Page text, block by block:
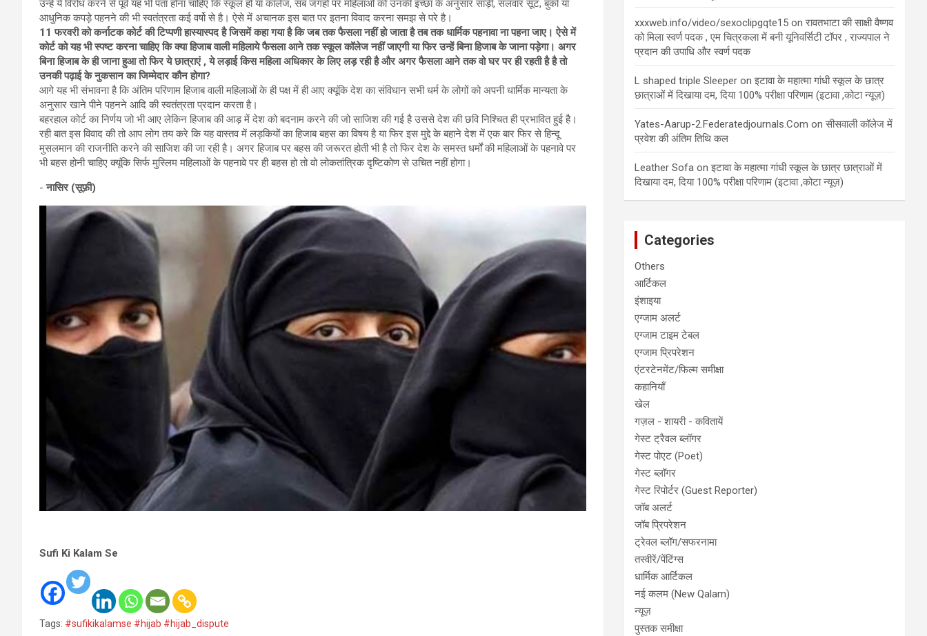
उन्हें ये विरोध करने से पूर्व यह भी पता होना चाहिए कि स्कूल हो या कॉलेज, सब जगहों पर महिलाओ को उनकी इच्छा के अनुसार साड़ी, सलवार सूट, बुर्का या
आधुनिक कपड़े पहनने की भी स्वतंत्रता कई वर्षो से है। ऐसे में अचानक इस बात पर इतना विवाद करना समझ से परे है।
11 फरवरी को कर्नाटक कोर्ट की टिप्पणी हास्यास्पद है जिसमें कहा गया है कि जब तक फैसला नहीं हो जाता है तब तक धार्मिक पहनावा ना पहना जाए। ऐसे में
कोर्ट को यह भी स्पष्ट करना चाहिए कि क्या हिजाब वाली महिलाये फैसला आने तक स्कूल कॉलेज नहीं जाएगी या फिर उन्हें बिना हिजाब के जाना पड़ेगा। अगर
बिना हिजाब के ही जाना हुआ तो फिर ये छात्राएं , ये लड़ाई किस महिला अधिकार के लिए लड़ रही है और अगर फैसला आने तक वो घर पर ही रहती है है तो
उनकी पढ़ाई के नुकसान का जिम्मेदार कौन होगा?
आगे यह भी संभावना है कि अंतिम परिणाम हिजाब वाली महिलाओं के ही पक्ष में ही आए क्यूंकि देश का संविधान सभी धर्म के लोगों को अपनी धार्मिक मान्यता के
अनुसार खाने पीने पहनने आदि की स्वतंत्रता प्रदान करता है।
बहरहाल कोर्ट का निर्णय जो भी आए लेकिन हिजाब की आड़ में देश को बदनाम करने की जो साजिश की गई है उससे देश की छवि निश्चित ही प्रभावित हुई है।
रही बात इस विवाद की तो आप लोग तय करे कि यह वास्तव में लड़कियों का हिजाब बहस का विषय है या फिर इस मुद्दे के बहाने देश में एक बार फिर से हिन्दू
मुसलमान की राजनीति करने की साजिश की जा रही है। अगर हिजाब पर बहस की जरूरत होती भी है तो फिर देश के समस्त धर्मों की महिलाओं के पहनावे पर
भी बहस होनी चाहिए क्यूंकि सिर्फ मुस्लिम महिलाओं के पहनावे पर ही बहस हो तो वो लोकतांत्रिक दृष्टिकोण से उचित नहीं होगा।
-नासिर (सूफ़ी)
Sufi Ki Kalam Se
Tags: #sufikikalamse #hijab #hijab_dispute
xxxweb.info/video/sexoclipgqte15 onरावतभाटा की साक्षी वैष्णव
को मिला स्वर्ण पदक , एम चित्रकला में बनी यूनिवर्सिटी टॉपर , राज्यपाल ने
प्रदान की उपाधि और स्वर्ण पदक
L shaped triple Sleeper onइटावा के महात्मा गांधी स्कूल के छात्र
छात्राओं में दिखाया दम, दिया 100% परीक्षा परिणाम (इटावा ,कोटा न्यूज़)
Yates-Aarup-2.Federatedjournals.Com onसीसवाली कॉलेज में
प्रवेश की अंतिम तिथि कल
Leather Sofa onइटावा के महात्मा गांधी स्कूल के छात्र छात्राओं में
दिखाया दम, दिया 100% परीक्षा परिणाम (इटावा ,कोटा न्यूज़)
Categories
Others
आर्टिकल
इंशाइया
एग्जाम अलर्ट
एग्जाम टाइम टेबल
एग्जाम प्रिपरेशन
एंटरटेनमेंट/फिल्म समीक्षा
कहानियाँ
खेल
गज़ल - शायरी - कवितायें
गेस्ट ट्रैवल ब्लॉगर
गेस्ट पोएट (Poet)
गेस्ट ब्लॉगर
गेस्ट रिपोर्टर (Guest Reporter)
जॉब अलर्ट
जॉब प्रिपरेशन
ट्रेवल ब्लॉग/सफरनामा
तस्वीरें/पेंटिंग्स
धार्मिक आर्टिकल
नई कलम (New Qalam)
न्यूज़
पुस्तक समीक्षा